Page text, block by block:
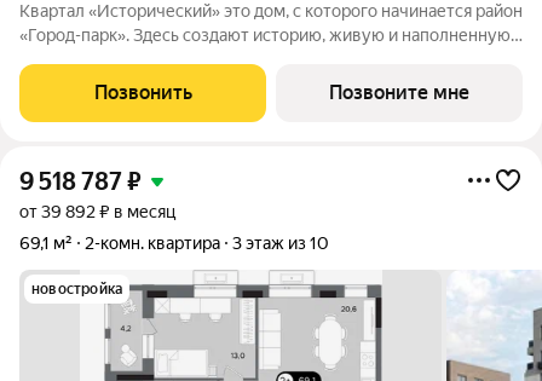
Квартал «Исторический» это дом, с которого начинается район
«Город-парк». Здесь создают историю, живую и наполненную
от семи до десяти этажей и двух десятиэтажных башен,
выходящих на
Позвонить Позвоните мне
9 518 787₽
от 39 892 ₽ в месяц
69,1 м²
2-комн. квартира 3 этаж из 10
новостройка